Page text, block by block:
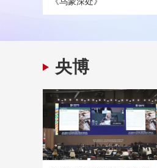
央博